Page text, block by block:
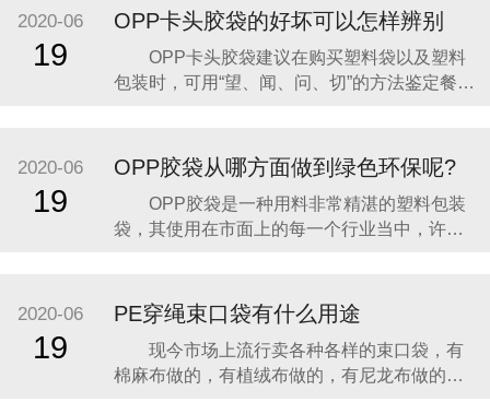
透明度，能清晰展示食品外观，提升消费者购
买欲望。 密封性强：新型OPP膜的密封性是传
统膜的一倍以上，可有效阻隔空气、灰尘和湿
2020-06
19
OPP卡头胶袋的好坏可以怎样辨别
OPP卡头胶袋建议在购买塑料袋以及塑料
包装时，可用“望、闻、问、切”的方法鉴定餐用
以免引发意外；其次是看商品标签上是否有QS
标志，这是对接触食物的塑料制品的国家标准
认证，观察产品时，及格商品绝不会出现透光
性差或
2020-06
19
OPP胶袋从哪方面做到绿色环保呢?
OPP胶袋是一种用料非常精湛的塑料包装
袋，其使用在市面上的每一个行业当中，许多
胶袋环保性能就必须要重视了，如果做不好，
那么多的塑料一下子被浪费掉，会导致环境巨
大污染的，长期这样使用，对整个地球的生态
环境造成了
2020-06
19
PE穿绳束口袋有什么用途
现今市场上流行卖各种各样的束口袋，有
棉麻布做的，有植绒布做的，有尼龙布做的等